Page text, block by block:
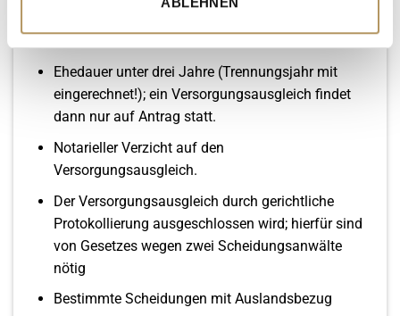
Ehedauer unter drei Jahre (Trennungsjahr mit
eingerechnet!); ein Versorgungsausgleich findet
dann nur auf Antrag statt.
Notarieller Verzicht auf den
Versorgungsausgleich.
Der Versorgungsausgleich durch gerichtliche
Protokollierung ausgeschlossen wird; hierfür sind
von Gesetzes wegen zwei Scheidungsanwälte
nötig
Bestimmte Scheidungen mit Auslandsbezug